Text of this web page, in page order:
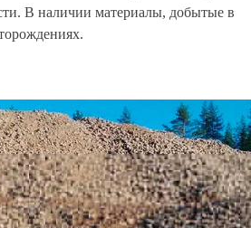
В наличии материалы, добытые в